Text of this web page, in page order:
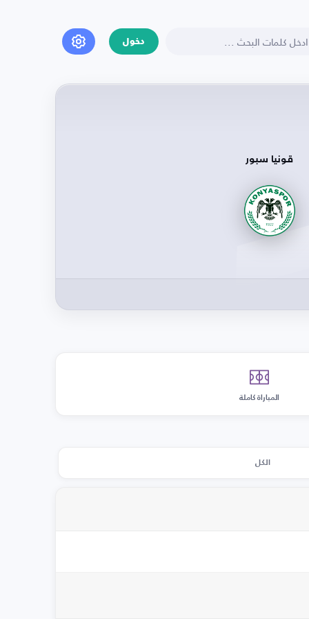
دخول
قونيا سبور
المباراة كاملة
الكل